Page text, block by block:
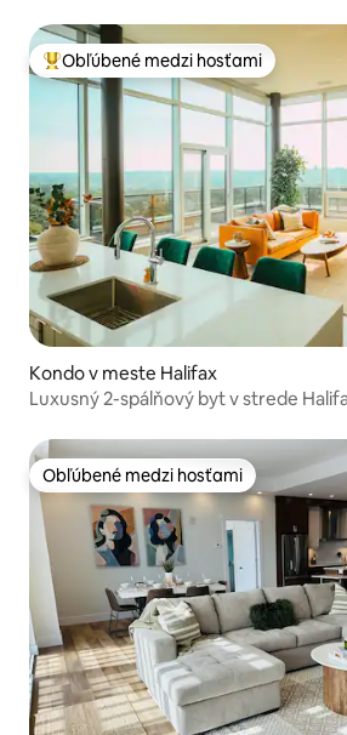
Najobľúbenejšie medzi hosťami
Obľúbené medzi hosťami
Kondo v meste Halifax
Luxusný 2-spálňový byt v strede
Obľúbené medzi hosťami
Obľúbené medzi hosťami